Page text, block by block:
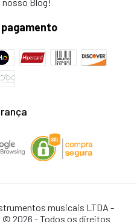
musicais LTDA -
© 2026 - Todos os direitos